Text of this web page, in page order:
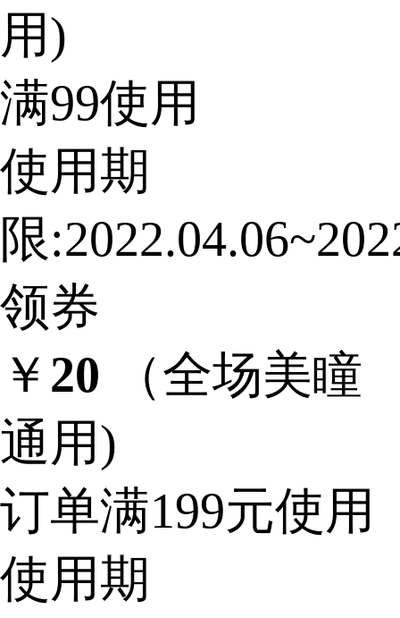
用)
满99使用
使用期
限
领券
￥ 20
（全场美瞳
通用)
订单满199元使用
使用期